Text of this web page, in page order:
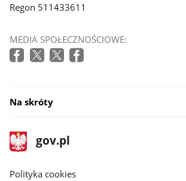
Regon 511433611
MEDIA SPOŁECZNOŚCIOWE:
Na skróty
stopka
gov.pl
Strona
gov.pl
gov.pl
Polityka cookies